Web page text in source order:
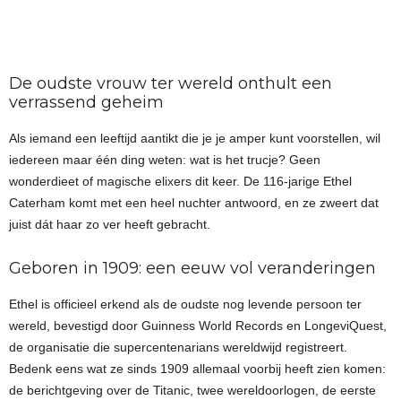
De oudste vrouw ter wereld onthult een
verrassend geheim
Als iemand een leeftijd aantikt die je je amper kunt voorstellen, wil
iedereen maar één ding weten: wat is het trucje? Geen
wonderdieet of magische elixers dit keer. De 116-jarige Ethel
Caterham komt met een heel nuchter antwoord, en ze zweert dat
juist dát haar zo ver heeft gebracht.
Geboren in 1909: een eeuw vol veranderingen
Ethel is officieel erkend als de oudste nog levende persoon ter
wereld, bevestigd door Guinness World Records en LongeviQuest,
de organisatie die supercentenarians wereldwijd registreert.
Bedenk eens wat ze sinds 1909 allemaal voorbij heeft zien komen:
de berichtgeving over de Titanic, twee wereldoorlogen, de eerste